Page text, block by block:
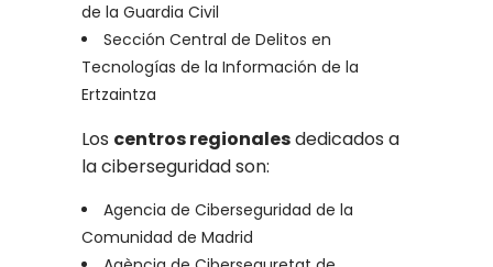
de la Guardia Civil
Sección Central de Delitos en
Tecnologías de la Información de la
Ertzaintza
Los centros regionalesdedicados a
la ciberseguridad son:
Agencia de Ciberseguridad de la
Comunidad de Madrid